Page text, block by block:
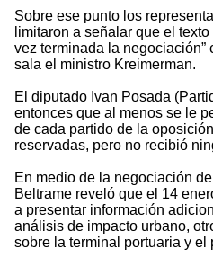
Sobre ese punto los
limitaron a señalar que el
vez terminada la negociación”
sala el ministro Kreimerman.
El diputado Ivan Posada
entonces que al menos se le
de cada partido de la
reservadas, pero no recibió
En medio de la negociación
Beltrame reveló que el 14
a presentar información
análisis de impacto urbano,
sobre la terminal portuaria y el